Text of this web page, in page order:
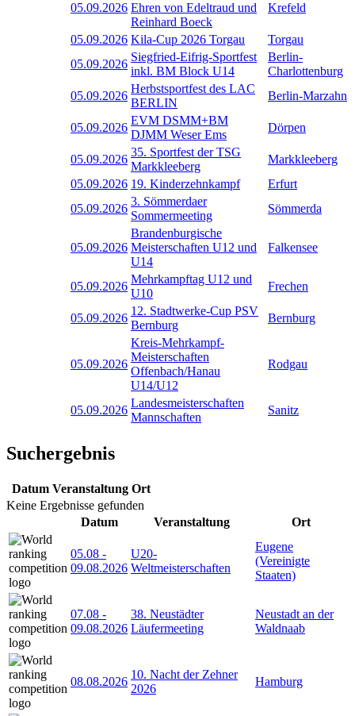
05.09.2026 Ehren von Edeltraud und
Reinhard Boeck
Krefeld
05.09.2026 Kila-Cup 2026 Torgau
Torgau
05.09.2026
Siegfried-Eifrig-Sportfest
inkl. BM Block U14
Berlin-
Charlottenburg
05.09.2026
Herbstsportfest des LAC
BERLIN
Berlin-Marzahn
05.09.2026
EVM DSMM+BM
DJMM Weser Ems
Dörpen
05.09.2026
35. Sportfest der TSG
Markkleeberg
Markkleeberg
05.09.2026 19. Kinderzehnkampf
Erfurt
05.09.2026
3. Sömmerdaer
Sommermeeting
Sömmerda
05.09.2026
Brandenburgische
Meisterschaften U12 und
U14
Falkensee
05.09.2026
Mehrkampftag U12 und
U10
Frechen
05.09.2026
12. Stadtwerke-Cup PSV
Bernburg
Bernburg
05.09.2026
Kreis-Mehrkampf-
Meisterschaften
Offenbach/Hanau
U14/U12
Rodgau
05.09.2026
Landesmeisterschaften
Mannschaften
Sanitz
Suchergebnis
Datum Veranstaltung Ort
Keine Ergebnisse gefunden
Datum
Veranstaltung Ort
05.08 -
09.08.2026
U20-
Weltmeisterschaften
Eugene
(Vereinigte
Staaten)
07.08 -
09.08.2026
38. Neustädter
Läufermeeting
Neustadt an der
Waldnaab
08.08.2026
10. Nacht der Zehner
2026
Hamburg